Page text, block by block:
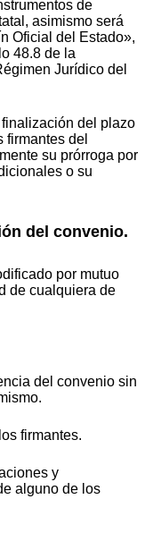
de
asimismo será
Oficial del Estado»,
48.8 de la
Jurídico del
del plazo
firmantes del
su prórroga por
o su
del convenio.
por mutuo
de cualquiera de
del convenio sin
firmantes.
y
alguno de los